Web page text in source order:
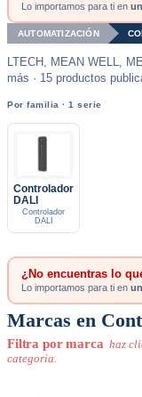
Lo importamos para ti en
AUTOMATIZACIÓN
LTECH, MEAN WELL,
más · 15 productos
Por familia · 1 serie
Controlador
DALI
Controlador
DALI
¿No encuentras lo
Lo importamos para ti en
Marcas en
Filtra por marca haz
categoria.